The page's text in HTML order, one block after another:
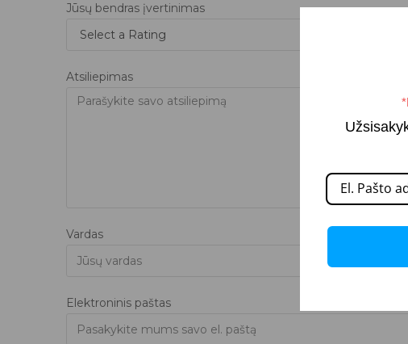
Jūsų bendras įvertinimas
Atsiliepimas
Vardas
Elektroninis paštas